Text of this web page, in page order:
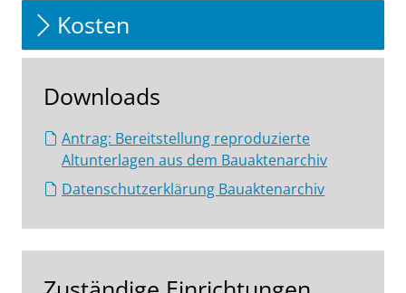
Kosten
Downloads
Antrag: Bereitstellung reproduzierte
Altunterlagen aus dem Bauaktenarchiv
Datenschutzerklärung Bauaktenarchiv